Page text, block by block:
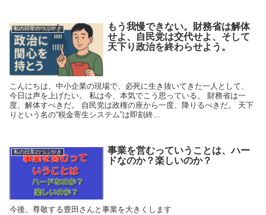
私の日常のつぶやき
もう我慢できない。財務省は解体
せよ、自民党は交代せよ、そして
天下り政治を終わらせよう。
こんにちは。中小企業の現場で、必死に生き抜いてきた一人として、
今日は声を上げたい。 私は今、本気でこう思っている。 財務省は一
度、解体すべきだ。 自民党は政権の座から一度、降りるべきだ。 天下
りという名の“税金寄生システム”は即刻終...
私の日常のつぶやき
事業を営むっていうことは、ハー
ドなのか？楽しいのか？
今後、尊敬する豊田さんと事業を大きくします